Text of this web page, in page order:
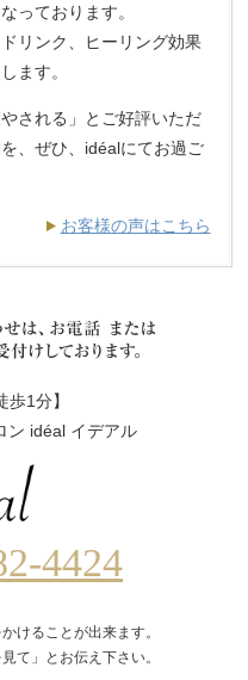
っております。
リンク、ヒーリング効果
ます。
される」とご好評いただ
、ぜひ、idéalにてお過ご
お客様の声はこちら
歩1分】
ン idéal イデアル
4424
けることが出来ます。
て」とお伝え下さい。